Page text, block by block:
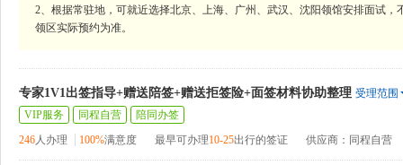
2、根据常驻地，可就近选择北京、上海、广州、武汉、沈阳领馆安排面试
领区实际预约为准。
专家1V1出签指导+赠送陪签+赠送拒签险+面签材料协助整理 受理范围
VIP服务
同程自营
陪同办签
246人办理 100%满意度 最早可办理10-25出行的签证 供应商：同程自营